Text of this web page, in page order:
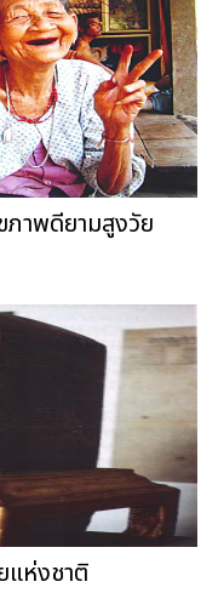
ภาพดียามสูงวัย
แห่งชาติ